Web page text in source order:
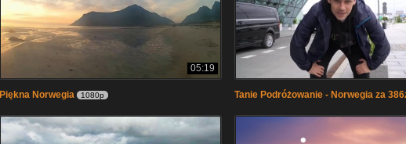
05:19
Piękna Norwegia 1080p Tanie Podróżowanie - Norwegia za